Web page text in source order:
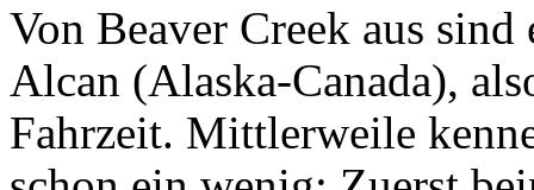
Von Beaver Creek aus
Alcan (Alaska-Canada),
Fahrzeit. Mittlerweile